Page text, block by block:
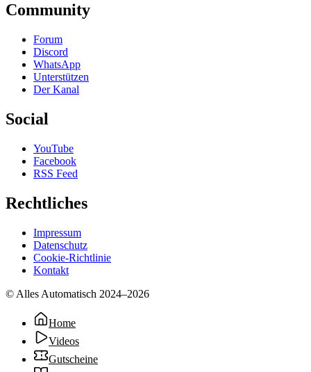
Community
Forum
Discord
WhatsApp
Unterstützen
Der Kanal
Social
YouTube
Facebook
RSS Feed
Rechtliches
Impressum
Datenschutz
Cookie-Richtlinie
Kontakt
© Alles Automatisch 2024–2026
Home
Videos
Gutscheine